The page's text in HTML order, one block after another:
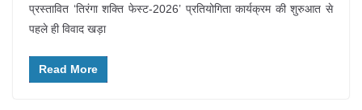
प्रस्तावित ‘तिरंगा शक्ति फेस्ट-2026’ प्रतियोगिता कार्यक्रम की शुरुआत से
पहले ही विवाद खड़ा
Read More